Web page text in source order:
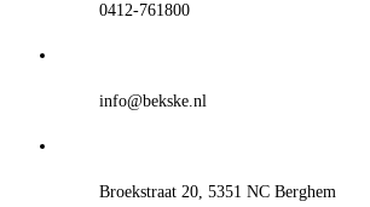
0412-761800
info@bekske.nl
Broekstraat 20, 5351 NC Berghem